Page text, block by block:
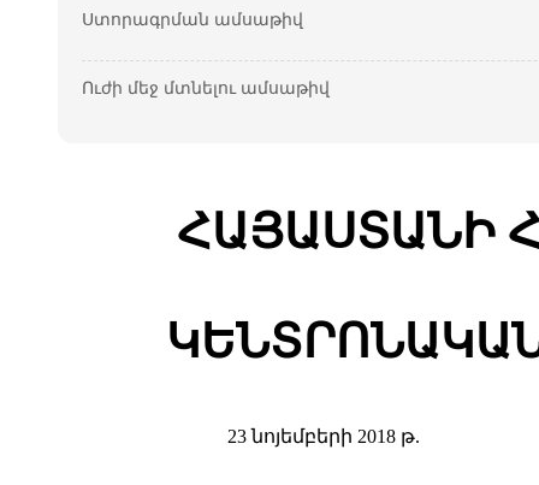
Ստորագրման ամսաթիվ
Ուժի մեջ մտնելու ամսաթիվ
ՀԱՅԱՍՏԱՆԻ
23 նոյեմբերի 2018 թ.